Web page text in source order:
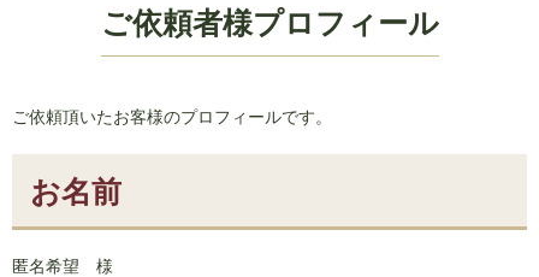
ご依頼者様プロフィール
ご依頼頂いたお客様のプロフィールです。
お名前
匿名希望 様